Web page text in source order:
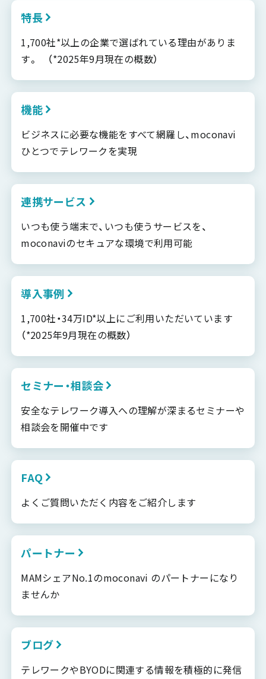
特長
1,700社*以上の企業で選ばれている理由がありま
す。 （*2025年9月現在の概数）
機能
ビジネスに必要な機能をすべて網羅し、moconavi
ひとつでテレワークを実現
連携サービス
いつも使う端末で、いつも使うサービスを、
moconaviのセキュアな環境で利用可能
導入事例
1,700社・34万ID*以上にご利用いただいています
（*2025年9月現在の概数）
セミナー・相談会
安全なテレワーク導入への理解が深まるセミナーや
相談会を開催中です
FAQ
よくご質問いただく内容をご紹介します
パートナー
MAMシェアNo.1のmoconavi のパートナーになり
ませんか
ブログ
テレワークやBYODに関連する情報を積極的に発信